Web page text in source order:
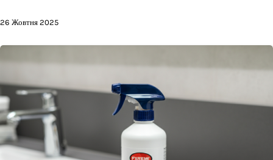
26 Жовтня 2025